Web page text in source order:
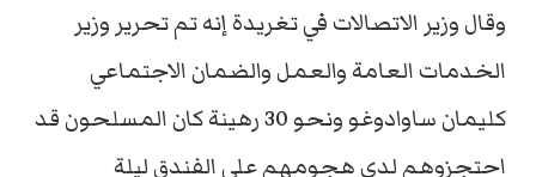
وقال وزير الاتصالات في تغريدة إنه تم تحرير وزير
الخدمات العامة والعمل والضمان الاجتماعي
كليمان ساوادوغو ونحو 30 رهينة كان المسلحون قد
احتجزوهم لدى هجومهم على الفندق ليلة